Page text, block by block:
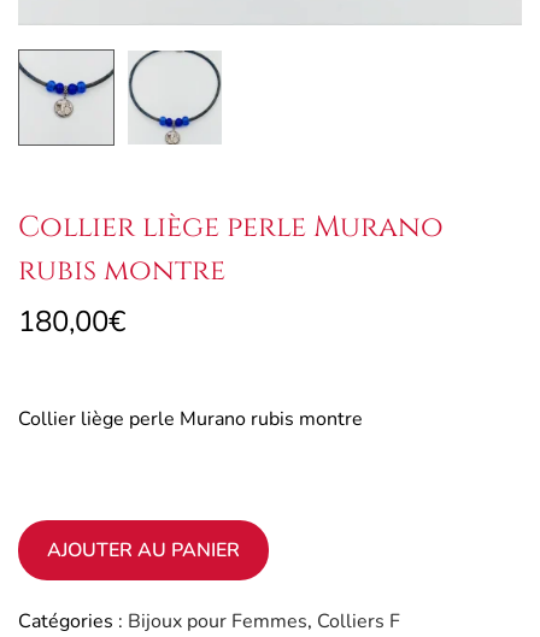
Collier liège perle Murano
rubis montre
180,00€
Collier liège perle Murano rubis montre
AJOUTER AU PANIER
Catégories : Bijoux pour Femmes, Colliers F